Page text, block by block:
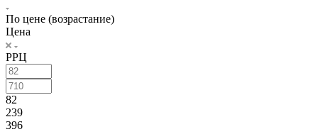
По цене (возрастание)
Цена
РРЦ
82
239
396